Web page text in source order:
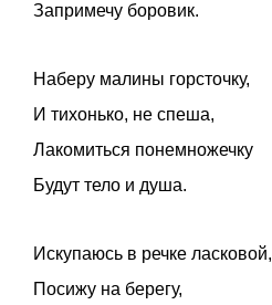
Запримечу боровик.
Наберу малины горсточку,
И тихонько, не спеша,
Лакомиться понемножечку
Будут тело и душа.
Искупаюсь в речке ласковой,
Посижу на берегу,